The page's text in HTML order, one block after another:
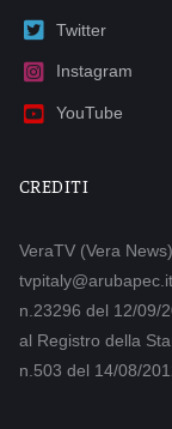
Twitter
Instagram
YouTube
CREDITI
VeraTV (Vera
n.23296 del 12/09/
al Registro della
n.503 del 14/08/